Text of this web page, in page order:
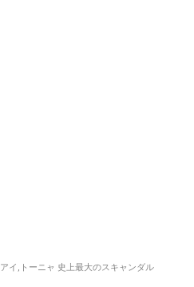
アイ,トーニャ 史上最大のスキャンダル